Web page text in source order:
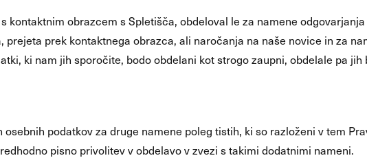
kontaktnim obrazcem s Spletišča, obdeloval le za namene
prek kontaktnega obrazca, ali naročanja na naše novice in za
ki nam jih sporočite, bodo obdelani kot strogo zaupni, obdelale pa
podatkov za druge namene poleg tistih, ki so razloženi v tem
pisno privolitev v obdelavo v zvezi s takimi dodatnimi nameni.